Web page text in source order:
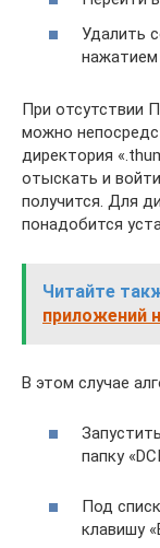
Удалить
нажатием
При отсутствии
можно
директория
отыскать и
получится. Для
понадобится
Читайте
приложений
В этом случае
папку
Под
клавишу